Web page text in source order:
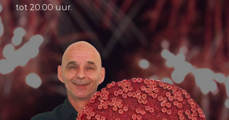
tot 20.00 uur.